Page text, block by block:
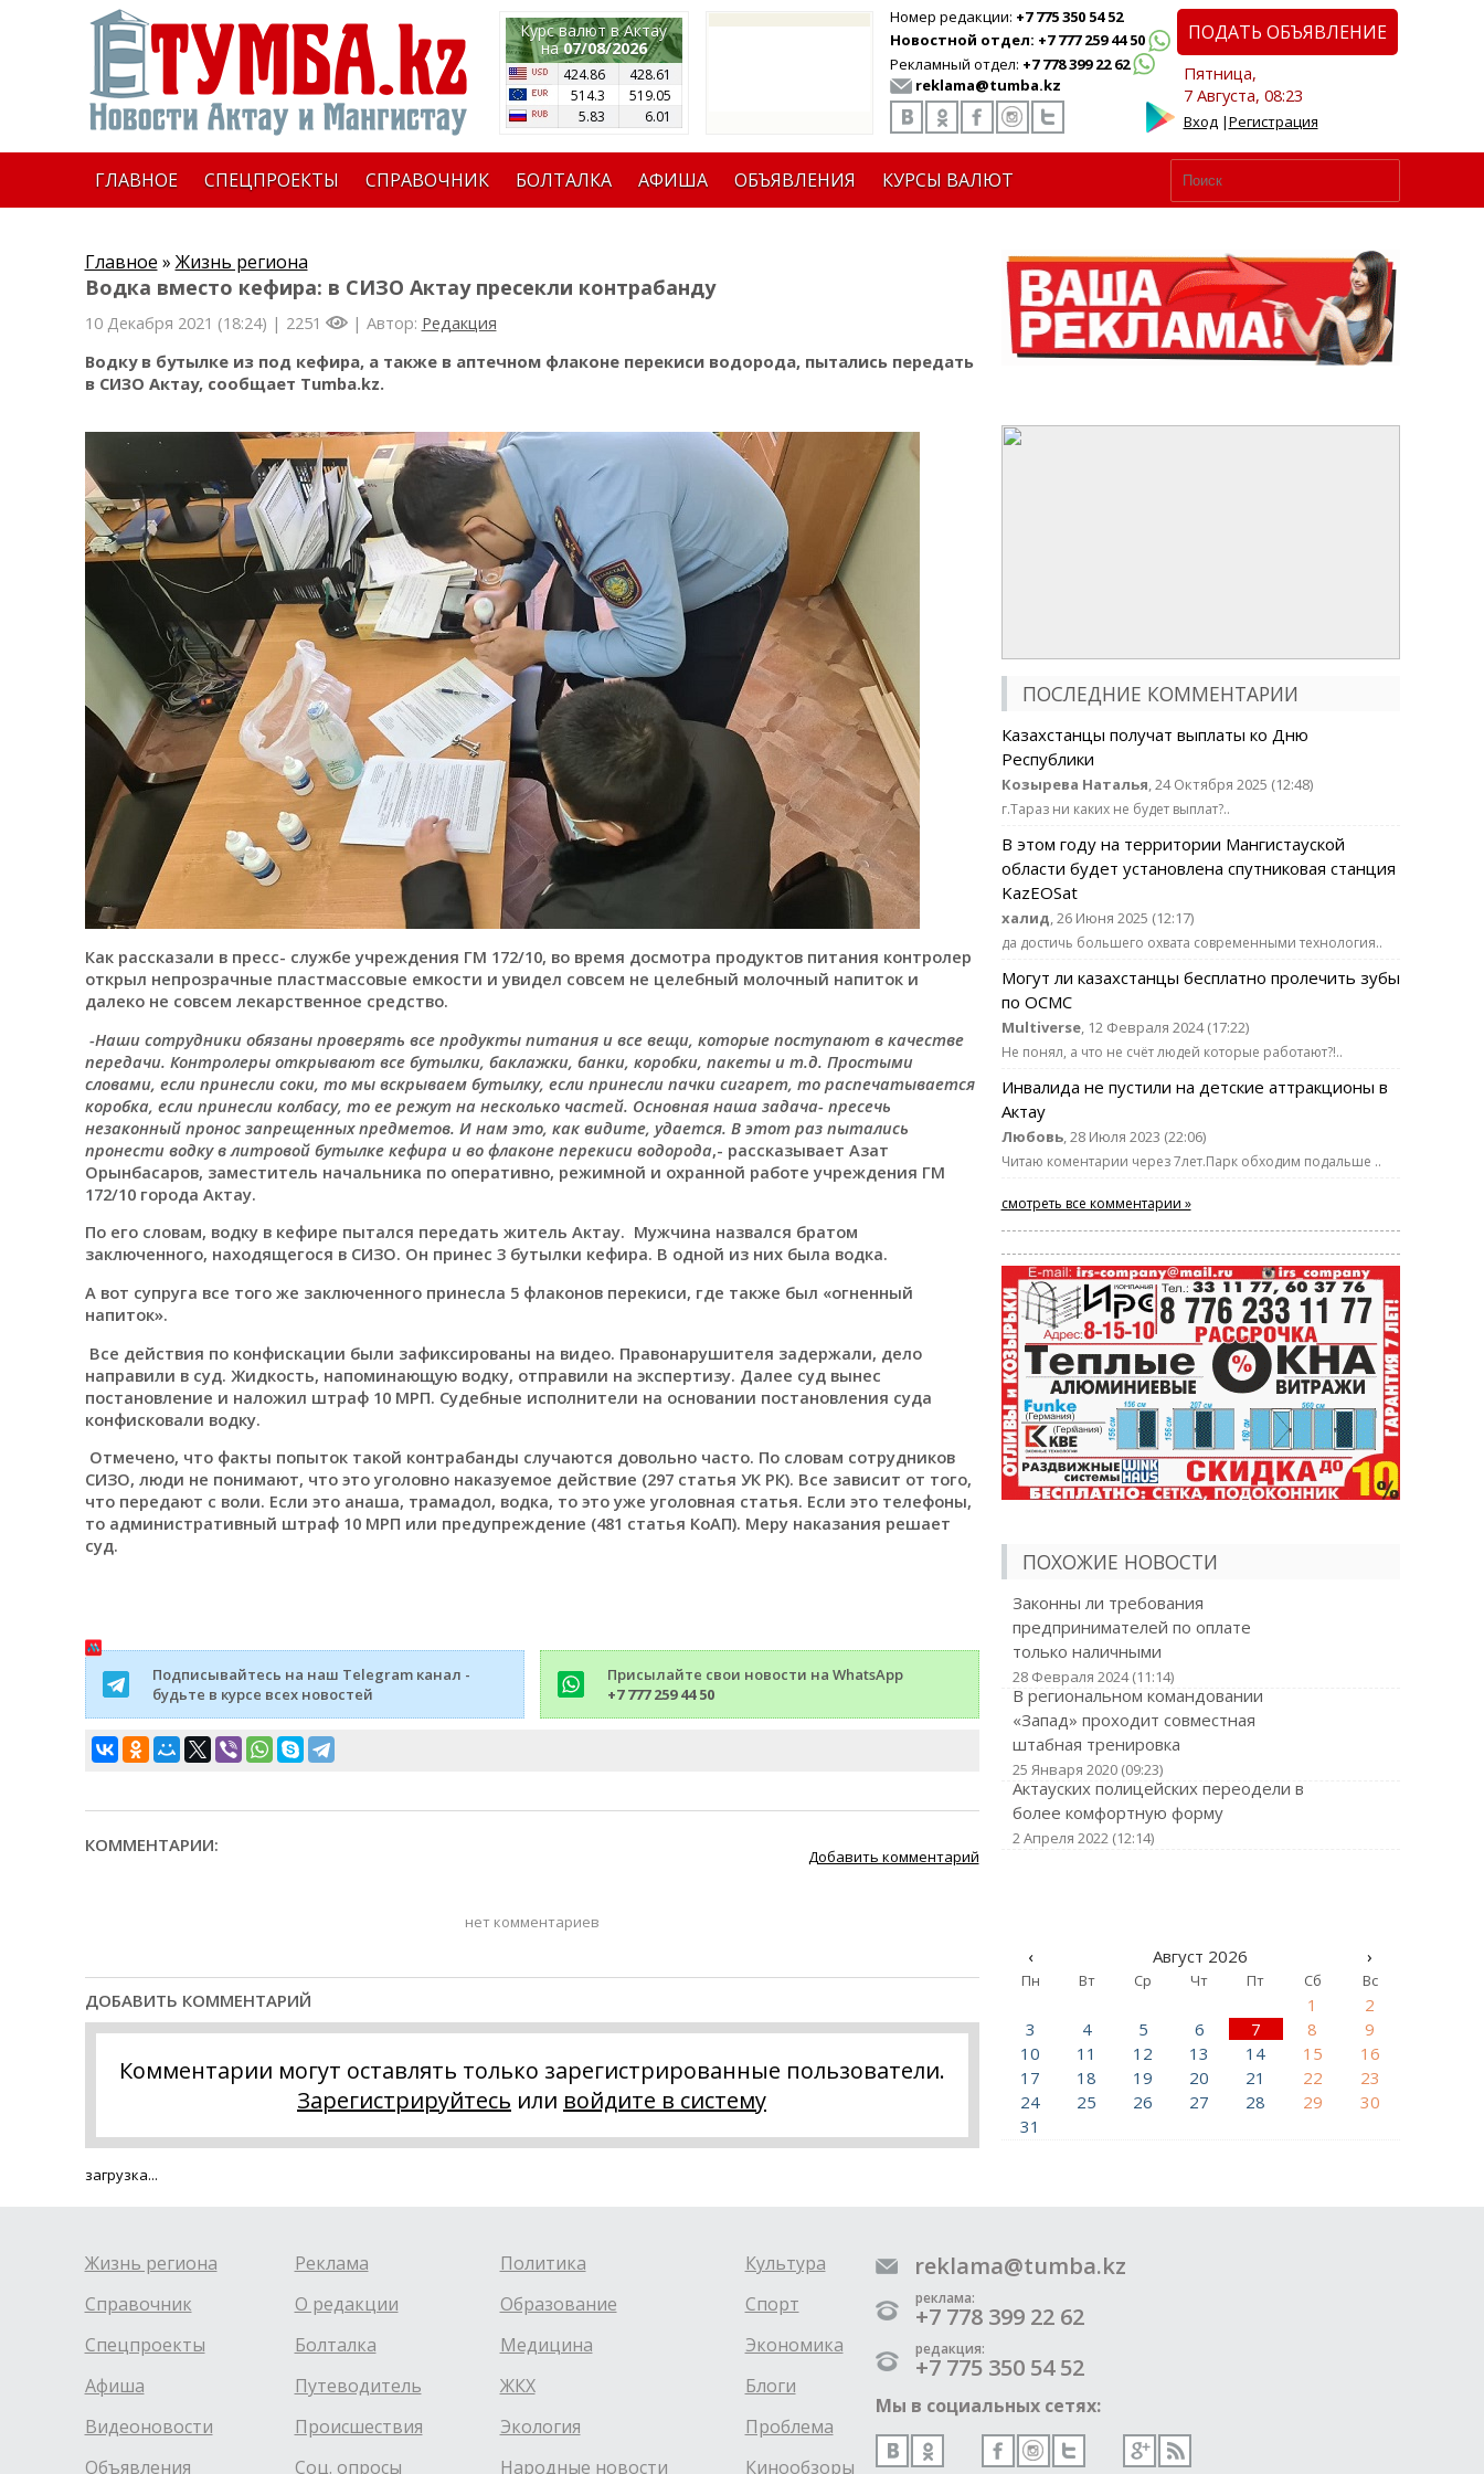
Курс валют в Актау
на07/08/2026
424.86
428.61
514.3
519.05
5.83
6.01
Номер редакции: +7 775 350 54 52
Новостной отдел: +7 777 259 44 50
Рекламный отдел: +7 778 399 22 62
reklama@tumba.kz
ПОДАТЬ ОБЪЯВЛЕНИЕ
Пятница,
7 Августа, 08:23
Вход|Регистрация
ГЛАВНОЕ СПЕЦПРОЕКТЫ СПРАВОЧНИК БОЛТАЛКА АФИША ОБЪЯВЛЕНИЯ КУРСЫ ВАЛЮТ
Главное » Жизнь региона
Водка вместо кефира: в СИЗО Актау пресекли контрабанду
10 Декабря 2021 (18:24) | 2251 | Автор: Редакция
Водку в бутылке из под кефира, а также в аптечном флаконе перекиси водорода, пытались передать
в СИЗО Актау, сообщает Tumba.kz.
Как рассказали в пресс- службе учреждения ГМ 172/10, во время досмотра продуктов питания контролер
открыл непрозрачные пластмассовые емкости и увидел совсем не целебный молочный напиток и
далеко не совсем лекарственное средство.
-Наши сотрудники обязаны проверять все продукты питания и все вещи, которые поступают в качестве
передачи. Контролеры открывают все бутылки, баклажки, банки, коробки, пакеты и т.д. Простыми
словами, если принесли соки, то мы вскрываем бутылку, если принесли пачки сигарет, то распечатывается
коробка, если принесли колбасу, то ее режут на несколько частей. Основная наша задача- пресечь
незаконный пронос запрещенных предметов. И нам это, как видите, удается. В этот раз пытались
пронести водку в литровой бутылке кефира и во флаконе перекиси водорода,- рассказывает Азат
Орынбасаров, заместитель начальника по оперативно, режимной и охранной работе учреждения ГМ
172/10 города Актау.
По его словам, водку в кефире пытался передать житель Актау. Мужчина назвался братом
заключенного, находящегося в СИЗО. Он принес 3 бутылки кефира. В одной из них была водка.
А вот супруга все того же заключенного принесла 5 флаконов перекиси, где также был «огненный
напиток».
Все действия по конфискации были зафиксированы на видео. Правонарушителя задержали, дело
направили в суд. Жидкость, напоминающую водку, отправили на экспертизу. Далее суд вынес
постановление и наложил штраф 10 МРП. Судебные исполнители на основании постановления суда
конфисковали водку.
Отмечено, что факты попыток такой контрабанды случаются довольно часто. По словам сотрудников
СИЗО, люди не понимают, что это уголовно наказуемое действие (297 статья УК РК). Все зависит от того,
что передают с воли. Если это анаша, трамадол, водка, то это уже уголовная статья. Если это телефоны,
то административный штраф 10 МРП или предупреждение (481 статья КоАП). Меру наказания решает
суд.
Подписывайтесь на наш Telegram канал -
будьте в курсе всех новостей
Присылайте свои новости на WhatsApp
+7 777 259 44 50
КОММЕНТАРИИ:
Добавить комментарий
нет комментариев
ДОБАВИТЬ КОММЕНТАРИЙ
Комментарии могут оставлять только зарегистрированные пользователи.
Зарегистрируйтесь или войдите в систему
загрузка...
ПОСЛЕДНИЕ КОММЕНТАРИИ
Казахстанцы получат выплаты ко Дню
Республики
Козырева Наталья, 24 Октября 2025 (12:48)
г.Тараз ни каких не будет выплат?..
В этом году на территории Мангистауской
области будет установлена спутниковая станция
KazEOSat
халид, 26 Июня 2025 (12:17)
да достичь большего охвата современными технология..
Могут ли казахстанцы бесплатно пролечить зубы
по ОСМС
Multiverse, 12 Февраля 2024 (17:22)
Не понял, а что не счёт людей которые работают?!..
Инвалида не пустили на детские аттракционы в
Актау
Любовь, 28 Июля 2023 (22:06)
Читаю коментарии через 7лет.Парк обходим подальше ..
смотреть все комментарии »
ПОХОЖИЕ НОВОСТИ
Законны ли требования
предпринимателей по оплате
только наличными
28 Февраля 2024 (11:14)
В региональном командовании
«Запад» проходит совместная
штабная тренировка
25 Января 2020 (09:23)
Актауских полицейских переодели в
более комфортную форму
2 Апреля 2022 (12:14)
‹ Август 2026 ›
Пн Вт Ср Чт Пт Сб Вс
1
2
3
4 5 6 7 8
9
10
11 12 13 14 15
16
17
18 19 20 21 22
23
24
25 26 27 28 29
30
31
Жизнь региона
Справочник
Спецпроекты
Афиша
Видеоновости
Объявления
Реклама
О редакции
Болталка
Путеводитель
Происшествия
Соц. опросы
Политика
Образование
Медицина
ЖКХ
Экология
Народные новости
Культура
Спорт
Экономика
Блоги
Проблема
Кинообзоры
reklama@tumba.kz
реклама:
+7 778 399 22 62
редакция:
+7 775 350 54 52
Мы в социальных сетях: